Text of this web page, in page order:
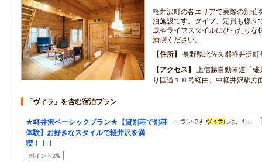
軽井沢町の各エリアで実際の別荘
泊施設です。タイプ、定員も様々
成やライフスタイルにぴったりな
満喫ください。
住所
長野県北佐久郡軽井沢
アクセス
上信越自動車道「
り国道１８号経由、中軽井沢駅方
「ヴィラ」を含む宿泊プラン
★軽井沢ベーシックプラン★【貸別荘で別荘
体験】お好きなスタイルで軽井沢を満
喫！！！
ポイント2%
…ランです ヴィラには、キ…